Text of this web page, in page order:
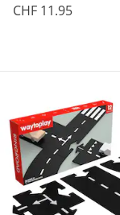
CHF 11.95